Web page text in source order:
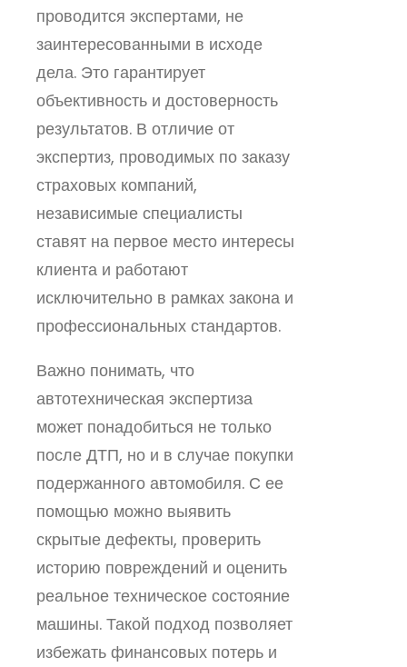
проводится экспертами, не
заинтересованными в исходе
дела. Это гарантирует
объективность и достоверность
результатов. В отличие от
экспертиз, проводимых по заказу
страховых компаний,
независимые специалисты
ставят на первое место интересы
клиента и работают
исключительно в рамках закона и
профессиональных стандартов.
Важно понимать, что
автотехническая экспертиза
может понадобиться не только
после ДТП, но и в случае покупки
подержанного автомобиля. С ее
помощью можно выявить
скрытые дефекты, проверить
историю повреждений и оценить
реальное техническое состояние
машины. Такой подход позволяет
избежать финансовых потерь и